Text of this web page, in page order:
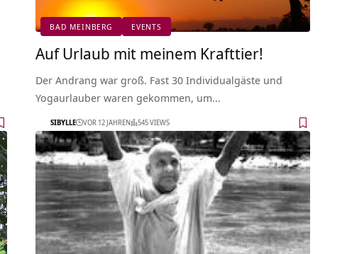
BAD MEINBERG EVENTS
Auf Urlaub mit meinem Krafttier!
Der Andrang war groß. Fast 30 Individualgäste und
Yogaurlauber waren gekommen, um…
SIBYLLE VOR 12 JAHREN 545 VIEWS